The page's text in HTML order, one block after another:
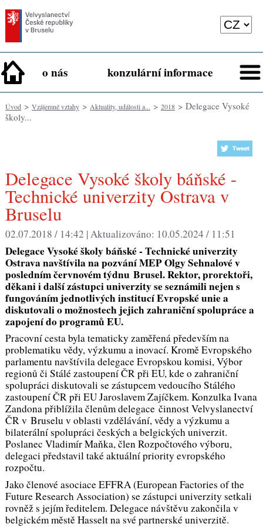
o nás konzulární informace
Úvod> Vzájemné vztahy> Aktuality, události a... > 2018> Delegace Vysoké
školy...
Delegace Vysoké školy báňské -
Technické univerzity Ostrava v
Bruselu
02.07.2018 / 14:42 |Aktualizováno: 10.05.2024 / 11:51
Delegace Vysoké školy báňské - Technické univerzity
Ostrava navštívila na pozvání MEP Olgy Sehnalové v
posledním červnovém týdnu Brusel. Rektor, prorektoři,
děkani i další zástupci univerzity se seznámili nejen s
fungováním jednotlivých institucí Evropské unie a
diskutovali o možnostech jejich zahraniční spolupráce a
zapojení do programů EU.
Pracovní cesta byla tematicky zaměřená především na
problematiku vědy, výzkumu a inovací. Kromě Evropského
parlamentu navštívila delegace Evropskou komisi, Výbor
regionů či Stálé zastoupení ČR při EU, kde o zahraniční
spolupráci diskutovali se zástupcem vedoucího Stálého
zastoupení ČR při EU Jaroslavem Zajíčkem. Konzulka Ivana
Zandona přiblížila členům delegace činnost Velvyslanectví
ČR v Bruselu v oblasti vzdělávání, vědy a výzkumu a
bilaterální spolupráci českých a belgických univerzit.
Poslanec Vladimír Maňka, člen Rozpočtového výboru,
delegaci představil také aktuální priority evropského
rozpočtu.
Jako členové asociace EFFRA (European Factories of the
Future Research Association) se zástupci univerzity setkali
rovněž s jejím ředitelem. Delegace návštěvu zakončila v
belgickém městě Hasselt na své partnerské univerzitě.